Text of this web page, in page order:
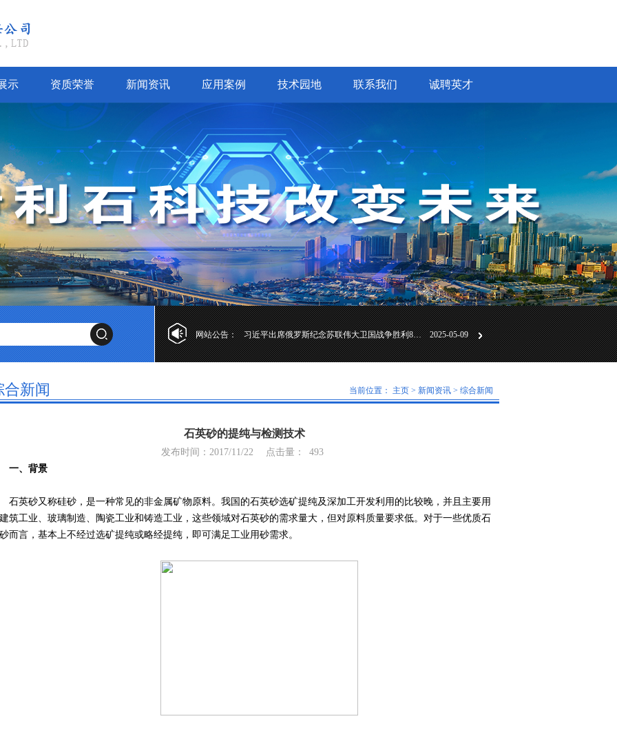
示 资质荣誉 新闻资讯 应用案例 技术园地 联系我们 诚聘英才
网站公告： 习近平出席俄罗斯纪念苏联伟大卫国战争胜利80周年庆典 2025-05-09
李强主持召开国务院第八次全体会 2025-03-29
合新闻 当前位置： 主页 > 新闻资讯 > 综合新闻
石英砂的提纯与检测技术
发布时间：2017/11/22 点击量：
493
一、背景
石英砂又称硅砂，是一种常见的非金属矿物原料。我国的石英砂选矿提纯及深加工开发利用的比较晚，并且主要用
筑工业、玻璃制造、陶瓷工业和铸造工业，这些领域对石英砂的需求量大，但对原料质量要求低。对于一些优质石
而言，基本上不经过选矿提纯或略经提纯，即可满足工业用砂需求。